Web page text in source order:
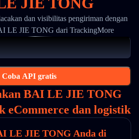
dan visibilitas pengiriman dengan
LE JIE TONG dari TrackingMore
Coba API gratis
BAI LE JIE TONG
eCommerce dan logistik
LE JIE TONG Anda di